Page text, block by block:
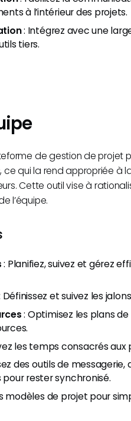
à l’intérieur des projets.
: Intégrez avec une
tiers.
de gestion de projet
ce qui la rend appropriée à
Cette outil vise à
l’équipe.
: Planifiez, suivez et gérez
Définissez et suivez les
: Optimisez les plans
les temps consacrés
des outils de
rester synchronisé.
modèles de projet pour